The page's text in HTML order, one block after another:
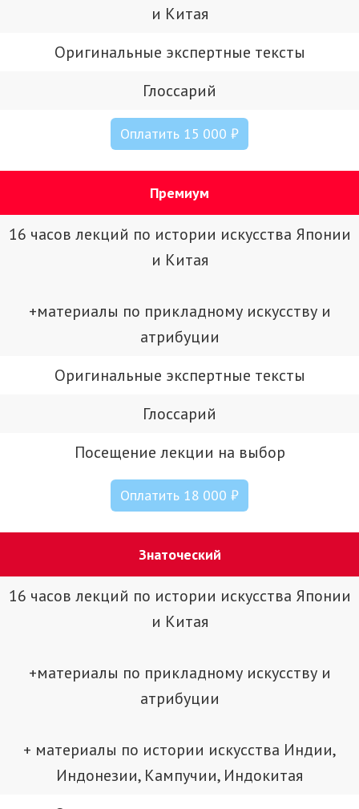
и Китая
Оригинальные экспертные тексты
Глоссарий
Оплатить 15 000 ₽
Премиум
16 часов лекций по истории искусства Японии
и Китая
+материалы по прикладному искусству и
атрибуции
Оригинальные экспертные тексты
Глоссарий
Посещение лекции на выбор
Оплатить 18 000 ₽
Знаточеский
16 часов лекций по истории искусства Японии
и Китая
+материалы по прикладному искусству и
атрибуции
+ материалы по истории искусства Индии,
Индонезии, Кампучии, Индокитая